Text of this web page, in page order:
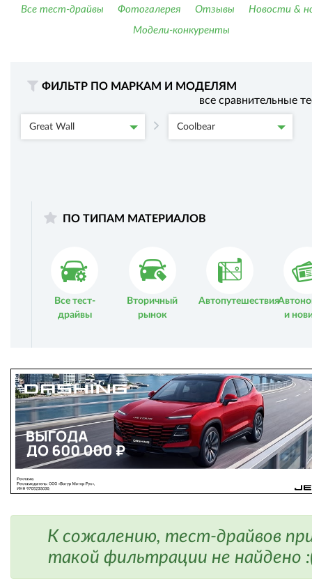
Все тест-драйвы
Фотогалерея Отзывы
Новости &
Модели-конкуренты
ФИЛЬТР ПО МАРКАМ И МОДЕЛЯМ
все сравнительные
Great Wall Coolbear
ПО ТИПАМ МАТЕРИАЛОВ
Все тест-
драйвы
Вторичный
рынок
Автопутешествия
и
К сожалению, тест-драйвов
такой фильтрации не найдено